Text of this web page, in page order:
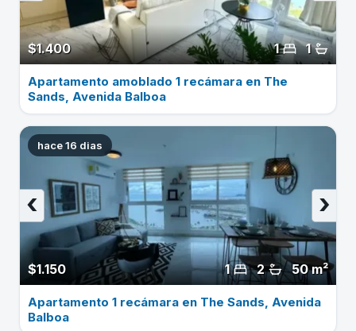
$1.400 1
1
Apartamento amoblado 1 recámara en The
Sands, Avenida Balboa
hace 16 dias
$1.150 50 m²
2
1
›
‹
Apartamento 1 recámara en The Sands, Avenida
Balboa